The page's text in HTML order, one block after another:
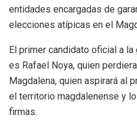
entidades encargadas de
elecciones atípicas en el
El primer candidato oficial a
es Rafael Noya, quien
Magdalena, quien aspirará al
el territorio magdalenense y
firmas.